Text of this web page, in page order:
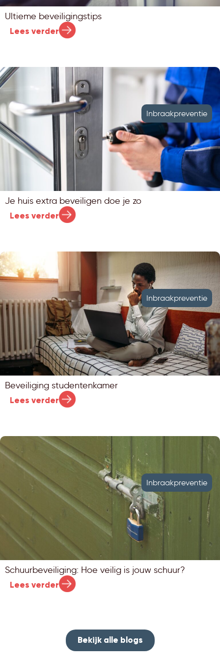
Ultieme beveiligingstips
Lees verder
Inbraakpreventie
Je huis extra beveiligen doe je zo
Lees verder
Inbraakpreventie
Beveiliging studentenkamer
Lees verder
Inbraakpreventie
Schuurbeveiliging: Hoe veilig is jouw schuur?
Lees verder
Bekijk alle blogs